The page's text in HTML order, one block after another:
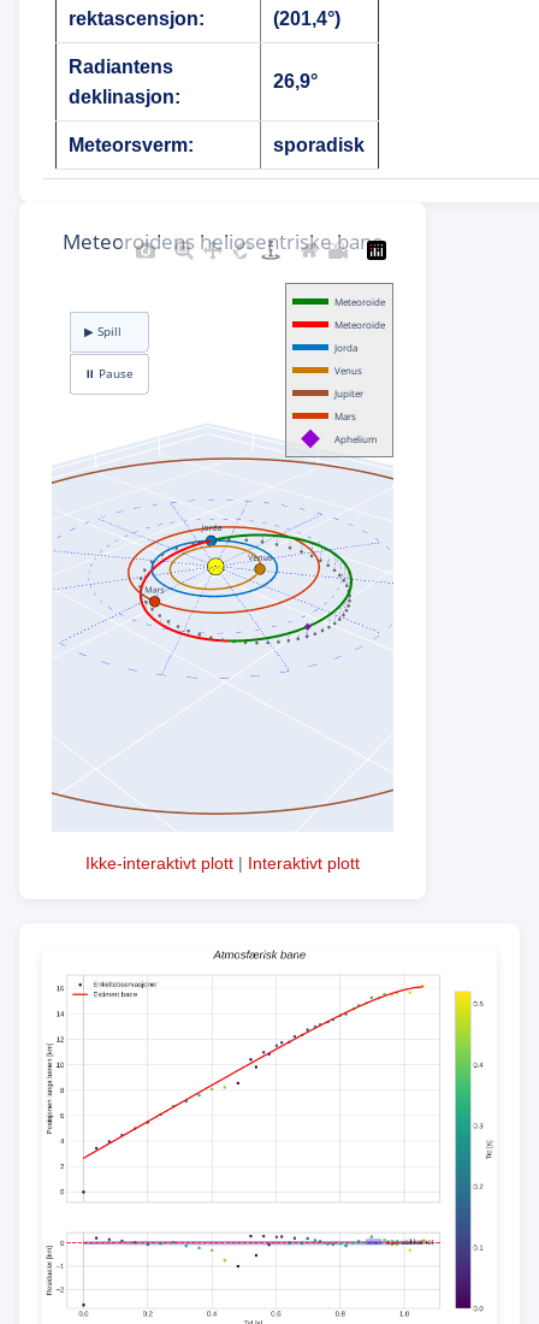
rektascensjon:
(201,4°)
Radiantens
deklinasjon:
26,9°
Meteorsverm: sporadisk
Ikke-interaktivt plott | Interaktivt plott